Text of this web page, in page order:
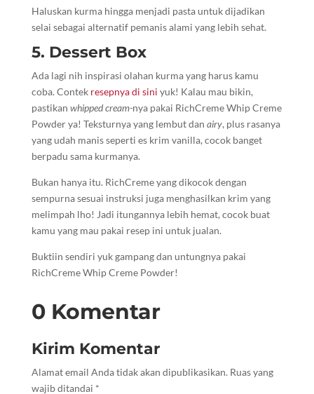
Haluskan kurma hingga menjadi pasta untuk dijadikan
selai sebagai alternatif pemanis alami yang lebih sehat.
5. Dessert Box
Ada lagi nih inspirasi olahan kurma yang harus kamu
coba. Contek resepnya di sini yuk! Kalau mau bikin,
pastikan whipped cream-nya pakai RichCreme Whip Creme
Powder ya! Teksturnya yang lembut dan airy, plus rasanya
yang udah manis seperti es krim vanilla, cocok banget
berpadu sama kurmanya.
Bukan hanya itu. RichCreme yang dikocok dengan
sempurna sesuai instruksi juga menghasilkan krim yang
melimpah lho! Jadi itungannya lebih hemat, cocok buat
kamu yang mau pakai resep ini untuk jualan.
Buktiin sendiri yuk gampang dan untungnya pakai
RichCreme Whip Creme Powder!
0 Komentar
Kirim Komentar
Alamat email Anda tidak akan dipublikasikan. Ruas yang
wajib ditandai *